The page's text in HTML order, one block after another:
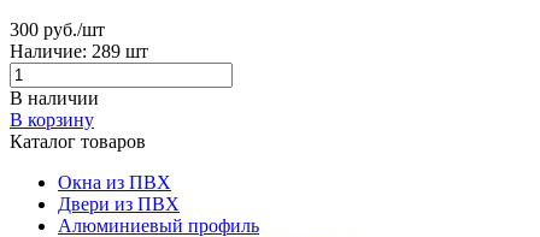
300 руб./шт
Наличие: 289 шт
В наличии
В корзину
Каталог товаров
Окна из ПВХ
Двери из ПВХ
Алюминиевый профиль